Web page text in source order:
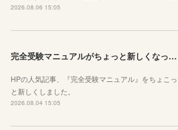
2026.08.06 15:05
完全受験マニュアルがちょっと新しくなったよ！
HPの人気記事、『完全受験マニュアル』をちょこっ
と新しくしました。
2026.08.04 15:05